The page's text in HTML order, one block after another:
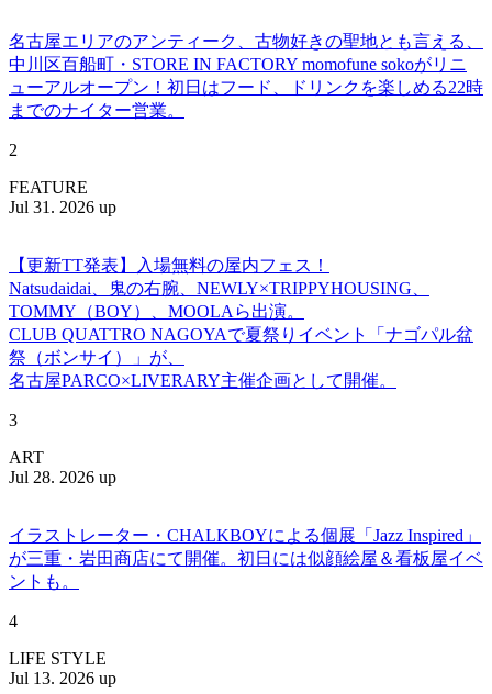
名古屋エリアのアンティーク、古物好きの聖地とも言える、
中川区百船町・STORE IN FACTORY momofune sokoがリニ
ューアルオープン！初日はフード、ドリンクを楽しめる22時
までのナイター営業。
2
FEATURE
Jul 31. 2026 up
【更新TT発表】入場無料の屋内フェス！
Natsudaidai、鬼の右腕、NEWLY×TRIPPYHOUSING、
TOMMY（BOY）、MOOLAら出演。
CLUB QUATTRO NAGOYAで夏祭りイベント「ナゴパル盆
祭（ボンサイ）」が、
名古屋PARCO×LIVERARY主催企画として開催。
3
ART
Jul 28. 2026 up
イラストレーター・CHALKBOYによる個展「Jazz Inspired」
が三重・岩田商店にて開催。初日には似顔絵屋＆看板屋イベ
ントも。
4
LIFE STYLE
Jul 13. 2026 up